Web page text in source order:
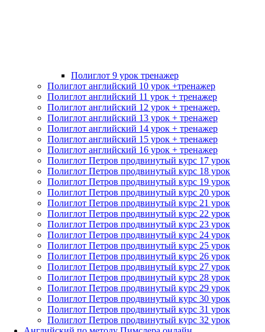
Полиглот 9 урок тренажер
Полиглот английский 10 урок +тренажер
Полиглот английский 11 урок + тренажер
Полиглот английский 12 урок + тренажер.
Полиглот английский 13 урок + тренажер
Полиглот английский 14 урок + тренажер
Полиглот английский 15 урок + тренажер
Полиглот английский 16 урок + тренажер
Полиглот Петров продвинутый курс 17 урок
Полиглот Петров продвинутый курс 18 урок
Полиглот Петров продвинутый курс 19 урок
Полиглот Петров продвинутый курс 20 урок
Полиглот Петров продвинутый курс 21 урок
Полиглот Петров продвинутый курс 22 урок
Полиглот Петров продвинутый курс 23 урок
Полиглот Петров продвинутый курс 24 урок
Полиглот Петров продвинутый курс 25 урок
Полиглот Петров продвинутый курс 26 урок
Полиглот Петров продвинутый курс 27 урок
Полиглот Петров продвинутый курс 28 урок
Полиглот Петров продвинутый курс 29 урок
Полиглот Петров продвинутый курс 30 урок
Полиглот Петров продвинутый курс 31 урок
Полиглот Петров продвинутый курс 32 урок